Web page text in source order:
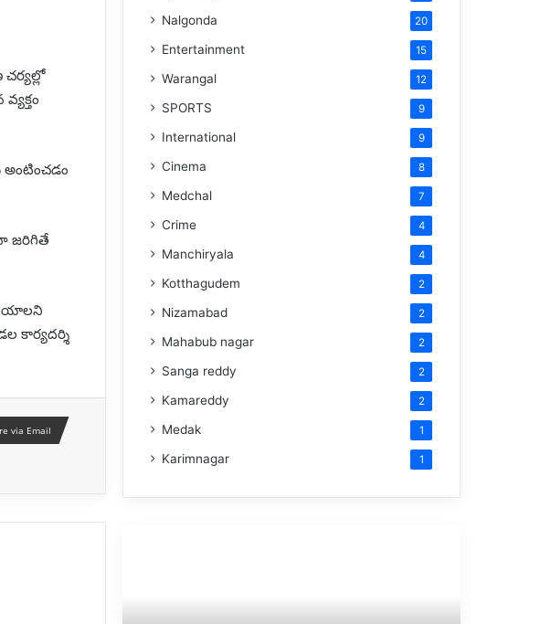
చర్యల్లో
అంటించడం
జరిగితే
వేయాలని
కార్యదర్శి
via Email
Nalgonda 20
Entertainment 15
Warangal 12
SPORTS 9
International 9
Cinema 8
Medchal 7
Crime 4
Manchiryala 4
Kotthagudem 2
Nizamabad 2
Mahabub nagar 2
Sanga reddy 2
Kamareddy 2
Medak 1
Karimnagar 1